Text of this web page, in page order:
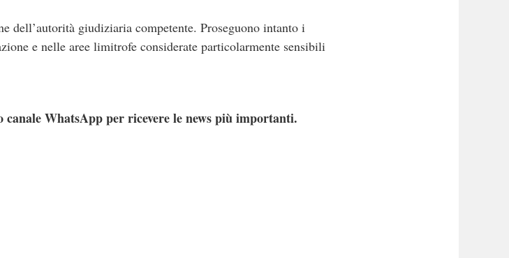
dell’autorità giudiziaria competente. Proseguono intanto i
e nelle aree limitrofe considerate particolarmente sensibili
WhatsApp per ricevere le news più importanti.